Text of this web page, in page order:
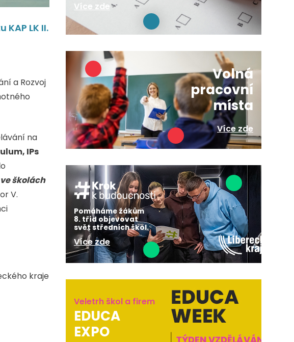
LK II.
a Rozvoj
na
IPs
školách
V.
kraje
Více zde
Volná
pracovní
místa
Více zde
Pomáháme žákům
8. tříd objevovat
svět středních škol.
Více zde
Veletrh škol a firem
EDUCA
EXPO